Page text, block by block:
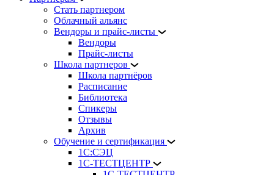
Стать партнером
Облачный альянс
Вендоры и прайс-листы
Вендоры
Прайс-листы
Школа партнеров
Школа партнёров
Расписание
Библиотека
Спикеры
Отзывы
Архив
Обучение и сертификация
1С:СЭЦ
1С-ТЕСТЦЕНТР